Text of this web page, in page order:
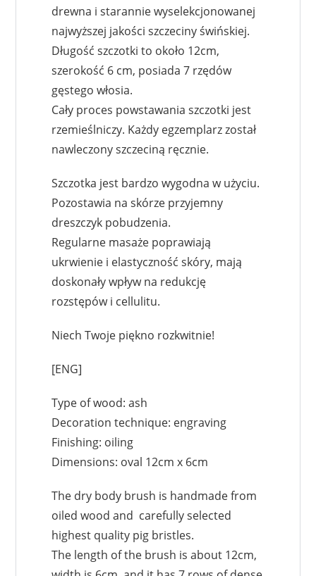
drewna i starannie wyselekcjonowanej
najwyższej jakości szczeciny świńskiej.
Długość szczotki to około 12cm,
szerokość 6 cm, posiada 7 rzędów
gęstego włosia.
Cały proces powstawania szczotki jest
rzemieślniczy. Każdy egzemplarz został
nawleczony szczeciną ręcznie.
Szczotka jest bardzo wygodna w użyciu.
Pozostawia na skórze przyjemny
dreszczyk pobudzenia.
Regularne masaże poprawiają
ukrwienie i elastyczność skóry, mają
doskonały wpływ na redukcję
rozstępów i cellulitu.
Niech Twoje piękno rozkwitnie!
[ENG]
Type of wood: ash
Decoration technique: engraving
Finishing: oiling
Dimensions: oval 12cm x 6cm
The dry body brush is handmade from
oiled wood and carefully selected
highest quality pig bristles.
The length of the brush is about 12cm,